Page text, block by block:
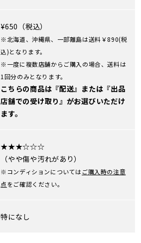
¥650（税込）
※北海道、沖縄県、一部離島は送料￥890(税
込)となります。
※一度に複数店舗からご購入の場合、送料は
1回分のみとなります。
こちらの商品は『配送』または『出品
店舗での受け取り』がお選びいただけ
ます。
★★★☆☆☆
（やや傷や汚れがあり）
※コンディションについてはご購入時の注意
点をご確認ください。
特になし